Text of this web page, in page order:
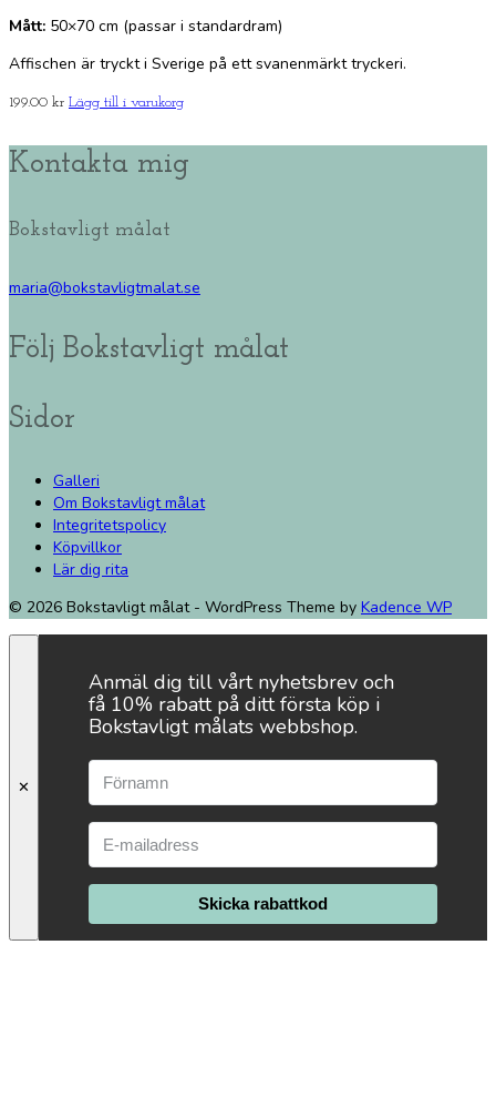
Mått: 50×70 cm (passar i standardram)
Affischen är tryckt i Sverige på ett svanenmärkt tryckeri.
199.00 kr Lägg till i varukorg
Kontakta mig
Bokstavligt målat
maria@bokstavligtmalat.se
Följ Bokstavligt målat
Sidor
Galleri
Om Bokstavligt målat
Integritetspolicy
Köpvillkor
Lär dig rita
© 2026 Bokstavligt målat - WordPress Theme by Kadence WP
✕
Anmäl dig till vårt nyhetsbrev och
få 10% rabatt på ditt första köp i
Bokstavligt målats webbshop.
Skicka rabattkod